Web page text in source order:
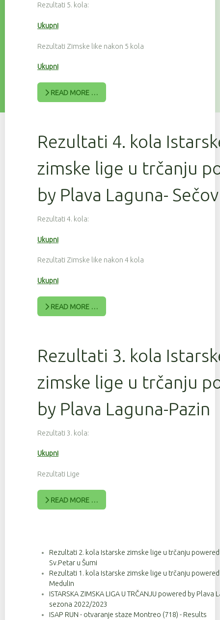
Rezultati 5. kola:
Ukupni
Rezultati Zimske like nakon 5 kola
Ukupni
READ MORE …
Rezultati 4. kola
zimske lige u trčanju
by Plava Laguna-
Rezultati 4. kola:
Ukupni
Rezultati Zimske like nakon 4 kola
Ukupni
READ MORE …
Rezultati 3. kola
zimske lige u trčanju
by Plava Laguna-Pazin
Rezultati 3. kola:
Ukupni
Rezultati Lige
READ MORE …
Rezultati 2. kola Istarske zimske lige u trčanju
Sv.Petar u Šumi
Rezultati 1. kola Istarske zimske lige u trčanju
Medulin
ISTARSKA ZIMSKA LIGA U TRČANJU powered by Plava
sezona 2022/2023
ISAP RUN - otvaranje staze Montreo (718) - Results